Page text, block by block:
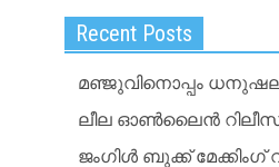
Recent Posts
മഞ്ജുവിനൊപ്പം
ലീല ഓണ്‍ലൈന്‍
ജംഗിള്‍ ബുക്ക് മേക്കിംഗ്